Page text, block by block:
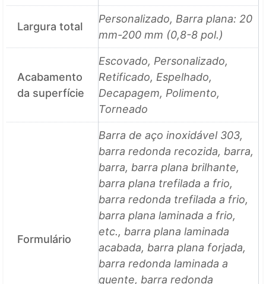
Largura total
Personalizado, Barra plana: 20
mm-200 mm (0,8-8 pol.)
Acabamento
da superfície
Escovado, Personalizado,
Retificado, Espelhado,
Decapagem, Polimento,
Torneado
Formulário
Barra de aço inoxidável 303,
barra redonda recozida, barra,
barra, barra plana brilhante,
barra plana trefilada a frio,
barra redonda trefilada a frio,
barra plana laminada a frio,
etc., barra plana laminada
acabada, barra plana forjada,
barra redonda laminada a
quente, barra redonda